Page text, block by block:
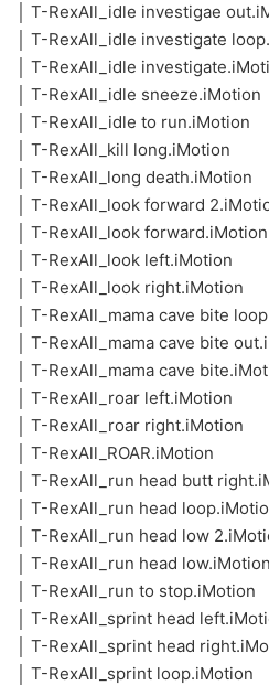
│ T-RexAll_idle investigae
│ T-RexAll_idle investigate
│ T-RexAll_idle
│ T-RexAll_idle sneeze.iMotion
│ T-RexAll_idle to run.iMotion
│ T-RexAll_kill long.iMotion
│ T-RexAll_long death.iMotion
│ T-RexAll_look forward
│ T-RexAll_look forward.iMotion
│ T-RexAll_look left.iMotion
│ T-RexAll_look right.iMotion
│ T-RexAll_mama cave bite
│ T-RexAll_mama cave bite
│ T-RexAll_mama cave
│ T-RexAll_roar left.iMotion
│ T-RexAll_roar right.iMotion
│ T-RexAll_ROAR.iMotion
│ T-RexAll_run head butt
│ T-RexAll_run head
│ T-RexAll_run head low
│ T-RexAll_run head low.iMotion
│ T-RexAll_run to stop.iMotion
│ T-RexAll_sprint head
│ T-RexAll_sprint head
│ T-RexAll_sprint loop.iMotion